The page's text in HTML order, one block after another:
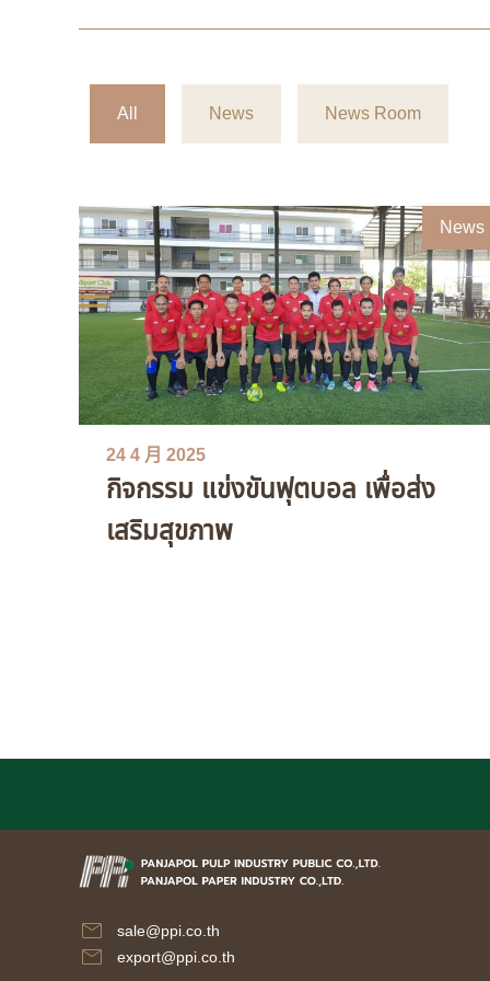
All News News Room
News
24 4 月 2025
กิจกรรม แข่งขันฟุตบอล เพื่อส่ง
เสริมสุขภาพ
sale@ppi.co.th
export@ppi.co.th​